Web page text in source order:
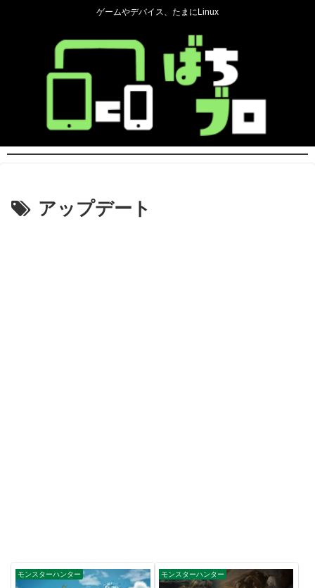
ゲームやデバイス、たまにLinux
アップデート
モンスターハンター モンスターハンター